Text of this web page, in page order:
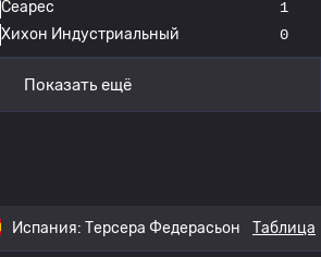
Сеарес
Хихон Индустриальный
1
0
Показать ещё
Испания: Терсера Федерасьон Таблица